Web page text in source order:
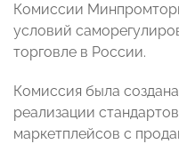
Комиссии
условий
торговле в России.
Комиссия была
реализации
маркетплейсов с